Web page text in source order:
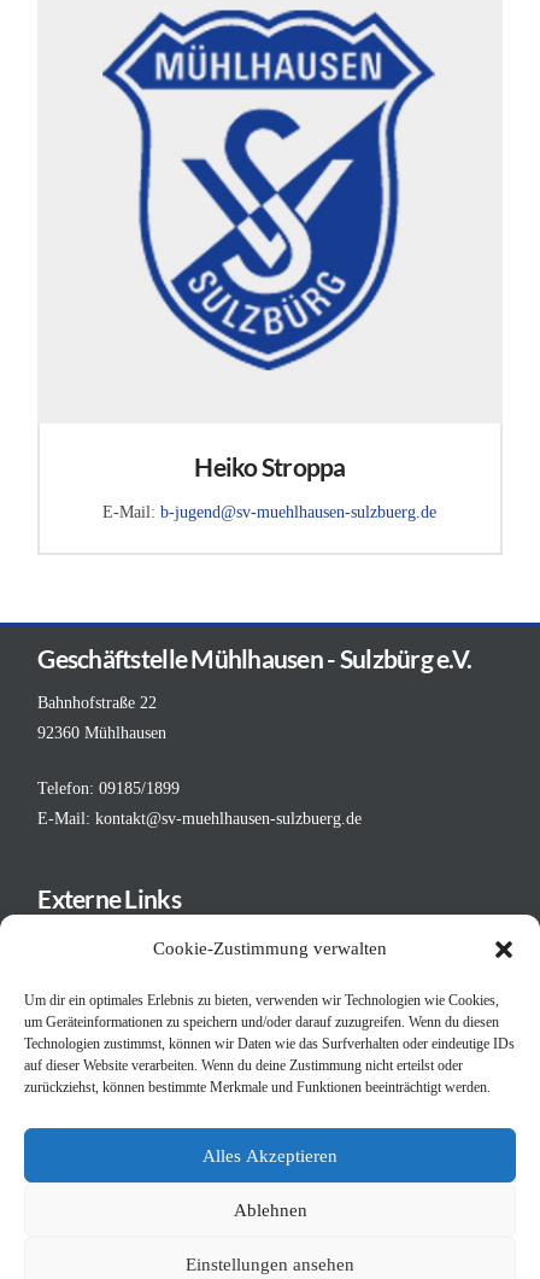
Cookie-Zustimmung verwalten
Um dir ein optimales Erlebnis zu bieten, verwenden wir Technologien wie Cookies,
um Geräteinformationen zu speichern und/oder darauf zuzugreifen. Wenn du diesen
Technologien zustimmst, können wir Daten wie das Surfverhalten oder eindeutige IDs
auf dieser Website verarbeiten. Wenn du deine Zustimmung nicht erteilst oder
zurückziehst, können bestimmte Merkmale und Funktionen beeinträchtigt werden.
Alles Akzeptieren
Ablehnen
Einstellungen ansehen
Heiko Stroppa
E-Mail:b-jugend@sv-muehlhausen-sulzbuerg.de
Geschäftstelle Mühlhausen - Sulzbürg e.V.
Bahnhofstraße 22
92360 Mühlhausen
Telefon: 09185/1899
E-Mail:kontakt@sv-muehlhausen-sulzbuerg.de
Externe Links
Deutscher Fußball-Bund
BFV - Bezirk Mittelfranken
Schiedsrichtergruppe Neumarkt
Bayerischer Turnverband
Judo in der Oberpfalz
Bayerischer Judoverband BJV
Deutscher Judobund DJB
COOKIE-RICHTLINIE (EU)